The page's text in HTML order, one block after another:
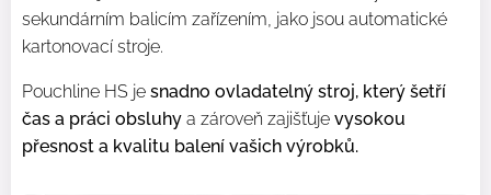
sekundárním balicím zařízením, jako jsou automatické
kartonovací stroje.
Pouchline HS je snadno ovladatelný stroj, který šetří
čas a práci obsluhy a zároveň zajišťuje vysokou
přesnost a kvalitu balení vašich výrobků.